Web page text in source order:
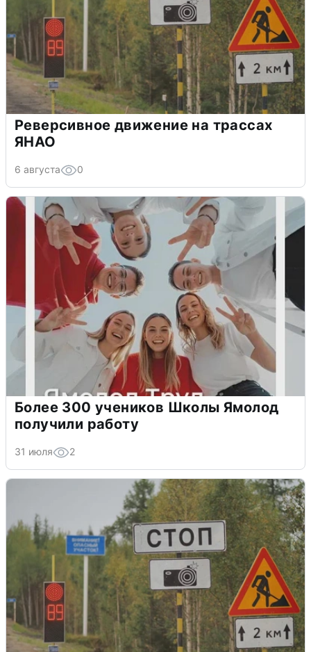
Реверсивное движение на трассах
ЯНАО
6 августа 0
Более 300 учеников Школы Ямолод
получили работу
31 июля 2